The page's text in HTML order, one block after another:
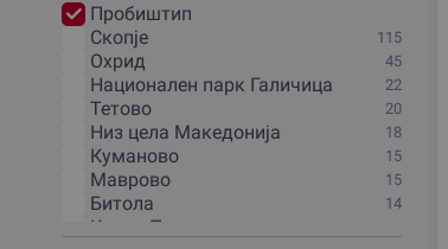
30 минути
4 часа 1
40 минути 1
45 минути 1
5 минути 1
5 часа 1
50 минути 1
6 часа 1
70 минути 1
80 минути 1
Пробиштип
Скопjе
115
Охрид 45
Национален парк Галичица 22
Тетово 20
Низ цела Македониjа 18
Куманово 15
Маврово 15
Битола 14
Крива Паланка